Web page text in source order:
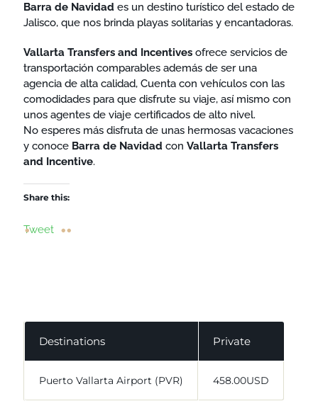
Barra de Navidad es un destino turístico del estado de
Jalisco, que nos brinda playas solitarias y encantadoras.
Vallarta Transfers and Incentivesofrece servicios de
transportación comparables además de ser una
agencia de alta calidad, Cuenta con vehículos con las
comodidades para que disfrute su viaje, así mismo con
unos agentes de viaje certificados de alto nivel.
No esperes más disfruta de unas hermosas vacaciones
y conoce Barra de Navidad con Vallarta Transfers
and Incentive.
Share this:
Tweet
Destinations Private
Puerto Vallarta Airport (PVR) 458.00USD